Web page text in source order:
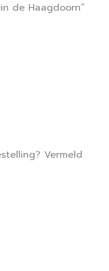
de Haagdoorn”
Vermeld